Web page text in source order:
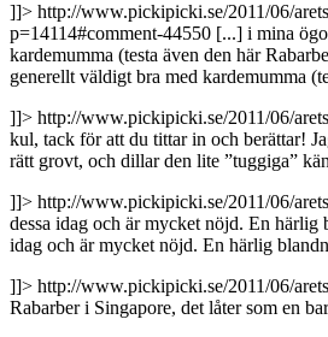
]]> http://www.pickipicki.se/2011/06/
p=14114#comment-44550 [...] i mina
kardemumma (testa även den här
generellt väldigt bra med kardemumma
]]> http://www.pickipicki.se/2011/06/
kul, tack för att du tittar in och berättar!
rätt grovt, och dillar den lite ”tuggiga”
]]> http://www.pickipicki.se/2011/06/
dessa idag och är mycket nöjd. En
idag och är mycket nöjd. En härlig
]]> http://www.pickipicki.se/2011/06/
Rabarber i Singapore, det låter som en